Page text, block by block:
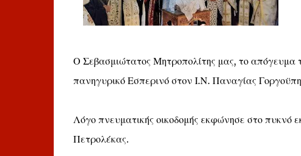
Ο Σεβασμιώτατος Μητροπολίτης μας, το
πανηγυρικό Εσπερινό στον Ι.Ν. Παναγίας
Λόγο πνευματικής οικοδομής εκφώνησε στο
Πετρολέκας.